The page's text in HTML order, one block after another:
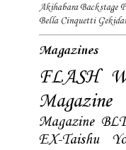
Akihabara Backstage
Bella Cinquetti
Magazines
FLASH
Magazine
Magazine BLT
EX-Taishu